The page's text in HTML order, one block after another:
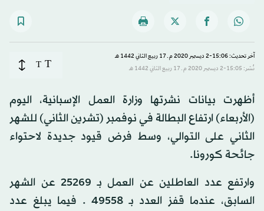
آخر تحديث: 15:06-2 ديسمبر 2020 م ـ 17 ربيع الثاني 1442 هـ
نُشر: 15:05-2 ديسمبر 2020 م ـ 17 ربيع الثاني 1442 هـ
T
T
أظهرت بيانات نشرتها وزارة العمل الإسبانية، اليوم
(الأربعاء) ارتفاع البطالة في نوفمبر (تشرين الثاني) للشهر
الثاني على التوالي، وسط فرض قيود جديدة لاحتواء
جائحة كورونا.
وارتفع عدد العاطلين عن العمل بـ 25269 عن الشهر
السابق، عندما قفز العدد بـ 49558 . فيما يبلغ عدد